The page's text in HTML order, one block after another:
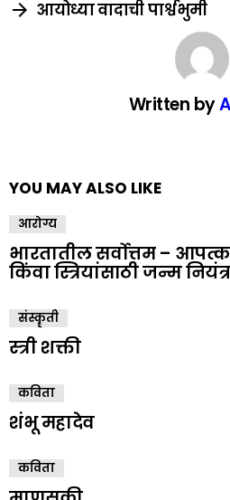
आयोध्या वादाची पार्श्वभुमी
Written by
YOU MAY ALSO LIKE
आरोग्य
भारतातील सर्वोत्तम –
किंवा स्त्रियांसाठी जन्म
संस्कॄती
स्त्री शक्ती
कविता
शंभू महादेव
कविता